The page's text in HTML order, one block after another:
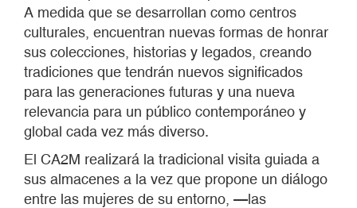
A medida que se desarrollan como centros
culturales, encuentran nuevas formas de honrar
sus colecciones, historias y legados, creando
tradiciones que tendrán nuevos significados
para las generaciones futuras y una nueva
relevancia para un público contemporáneo y
global cada vez más diverso.
El CA2M realizará la tradicional visita guiada a
sus almacenes a la vez que propone un diálogo
entre las mujeres de su entorno, —las